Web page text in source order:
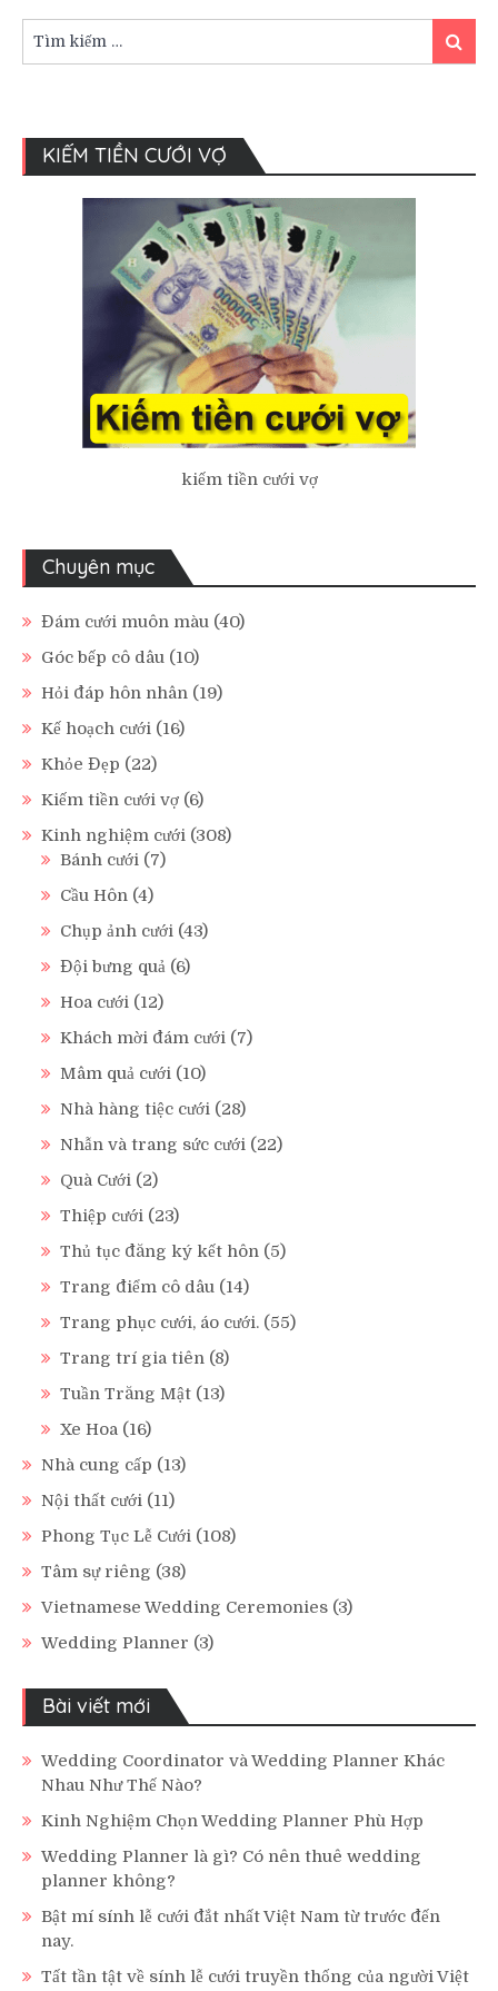
và
kiếm:
Tìm
kiếm
KIẾM TIỀN CƯỚI VỢ
kiếm tiền cưới vợ
Chuyên mục
Đám cưới muôn màu (40)
Góc bếp cô dâu (10)
Hỏi đáp hôn nhân (19)
Kế hoạch cưới (16)
Khỏe Đẹp (22)
Kiếm tiền cưới vợ (6)
Kinh nghiệm cưới (308)
Bánh cưới (7)
Cầu Hôn (4)
Chụp ảnh cưới (43)
Đội bưng quả (6)
Hoa cưới (12)
Khách mời đám cưới (7)
Mâm quả cưới (10)
Nhà hàng tiệc cưới (28)
Nhẫn và trang sức cưới (22)
Quà Cưới (2)
Thiệp cưới (23)
Thủ tục đăng ký kết hôn (5)
Trang điểm cô dâu (14)
Trang phục cưới, áo cưới. (55)
Trang trí gia tiên (8)
Tuần Trăng Mật (13)
Xe Hoa (16)
Nhà cung cấp (13)
Nội thất cưới (11)
Phong Tục Lễ Cưới (108)
Tâm sự riêng (38)
Vietnamese Wedding Ceremonies (3)
Wedding Planner (3)
Bài viết mới
Wedding Coordinator và Wedding Planner Khác
Nhau Như Thế Nào?
Kinh Nghiệm Chọn Wedding Planner Phù Hợp
Wedding Planner là gì? Có nên thuê wedding
planner không?
Bật mí sính lễ cưới đắt nhất Việt Nam từ trước đến
nay.
Tất tần tật về sính lễ cưới truyền thống của người Việt